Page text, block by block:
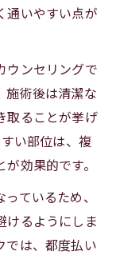
通いやすい点が
ウンセリングで
施術後は清潔な
取ることが挙げ
い部位は、複
効果的です。
ているため、
けるようにしま
では、都度払い